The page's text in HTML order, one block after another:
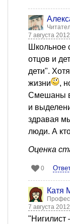
7 августа
Школьное
отцов и
дети".
жизни
,
Смешаны в
и
здравая
люди. А
Оценка
0
Катя
7 августа
"Нигилист